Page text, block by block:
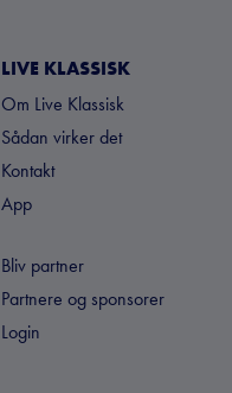
LIVE KLASSISK
Om Live Klassisk
Sådan virker det
Kontakt
App
Bliv partner
Partnere og sponsorer
Login